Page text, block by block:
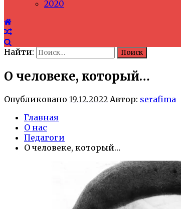
2020
Найти:
О человеке, который…
Опубликовано 19.12.2022 Автор: serafima
Главная
О нас
Педагоги
О человеке, который…